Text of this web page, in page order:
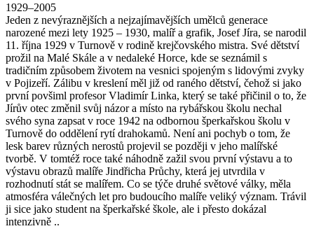
1929–2005
Jeden z nevýraznějších a nejzajímavějších umělců generace
narozené mezi lety 1925 – 1930, malíř a grafik, Josef Jíra, se narodil
11. října 1929 v Turnově v rodině krejčovského mistra. Své dětství
prožil na Malé Skále a v nedaleké Horce, kde se seznámil s
tradičním způsobem životem na vesnici spojeným s lidovými zvyky
v Pojizeří. Zálibu v kreslení měl již od raného dětství, čehož si jako
první povšiml profesor Vladimír Linka, který se také přičinil o to, že
Jírův otec změnil svůj názor a místo na rybářskou školu nechal
svého syna zapsat v roce 1942 na odbornou šperkařskou školu v
Turnově do oddělení rytí drahokamů. Není ani pochyb o tom, že
lesk barev různých nerostů projevil se později v jeho malířské
tvorbě. V tomtéž roce také náhodně zažil svou první výstavu a to
výstavu obrazů malíře Jindřicha Průchy, která jej utvrdila v
rozhodnutí stát se malířem. Co se týče druhé světové války, měla
atmosféra válečných let pro budoucího malíře veliký význam. Trávil
ji sice jako student na šperkařské škole, ale i přesto dokázal
intenzivně ..